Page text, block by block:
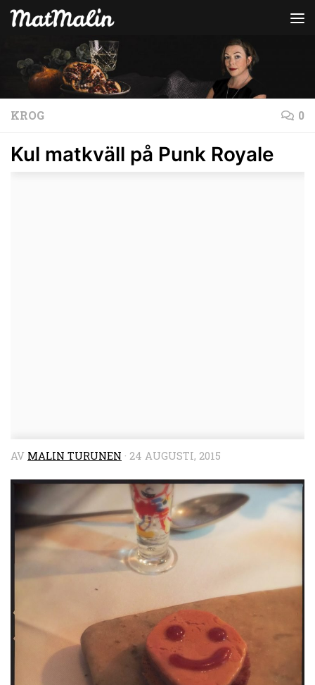
Hoppa till innehåll
KROG 0
Kul matkväll på Punk Royale
AV MALIN TURUNEN · 24 AUGUSTI, 2015